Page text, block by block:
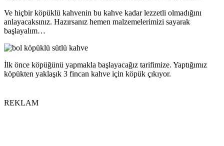
Ve hiçbir köpüklü kahvenin bu kahve kadar lezzetli olmadığını
anlayacaksınız. Hazırsanız hemen malzemelerimizi sayarak
başlayalım…
İlk önce köpüğünü yapmakla başlayacağız tarifimize. Yaptığımız
köpükten yaklaşık 3 fincan kahve için köpük çıkıyor.
REKLAM